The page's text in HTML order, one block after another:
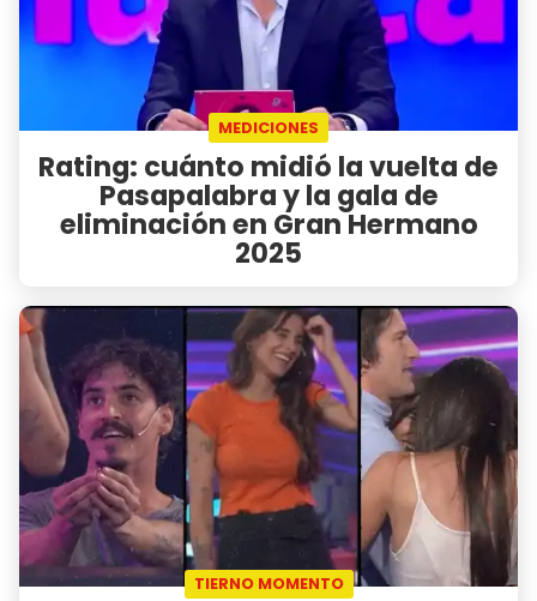
MEDICIONES
Rating: cuánto midió la vuelta de
Pasapalabra y la gala de
eliminación en Gran Hermano
2025
TIERNO MOMENTO